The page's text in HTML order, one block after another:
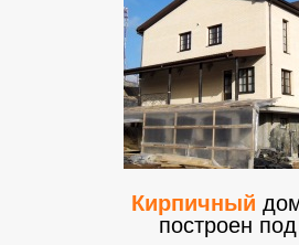
Кирпичный
построен